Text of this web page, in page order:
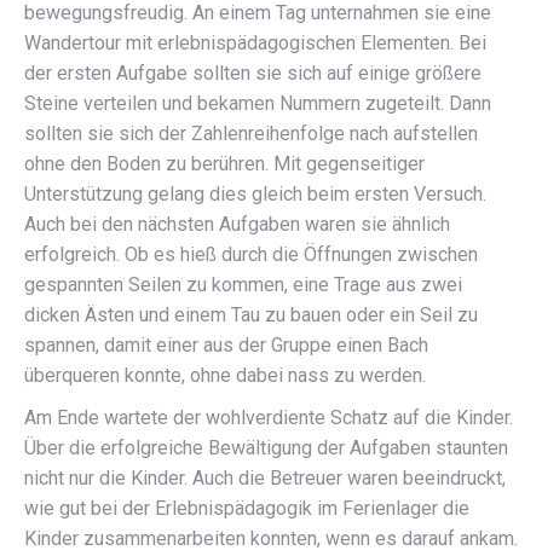
bewegungsfreudig. An einem Tag unternahmen sie eine
Wandertour mit erlebnispädagogischen Elementen. Bei
der ersten Aufgabe sollten sie sich auf einige größere
Steine verteilen und bekamen Nummern zugeteilt. Dann
sollten sie sich der Zahlenreihenfolge nach aufstellen
ohne den Boden zu berühren. Mit gegenseitiger
Unterstützung gelang dies gleich beim ersten Versuch.
Auch bei den nächsten Aufgaben waren sie ähnlich
erfolgreich. Ob es hieß durch die Öffnungen zwischen
gespannten Seilen zu kommen, eine Trage aus zwei
dicken Ästen und einem Tau zu bauen oder ein Seil zu
spannen, damit einer aus der Gruppe einen Bach
überqueren konnte, ohne dabei nass zu werden.
Am Ende wartete der wohlverdiente Schatz auf die Kinder.
Über die erfolgreiche Bewältigung der Aufgaben staunten
nicht nur die Kinder. Auch die Betreuer waren beeindruckt,
wie gut bei der Erlebnispädagogik im Ferienlager die
Kinder zusammenarbeiten konnten, wenn es darauf ankam.